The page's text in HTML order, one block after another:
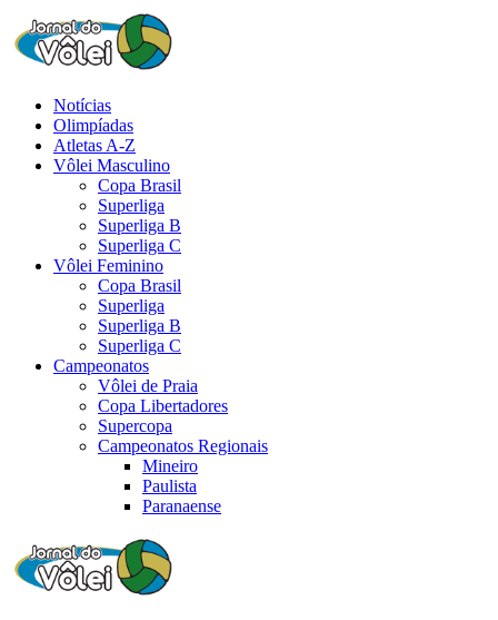
Notícias
Olimpíadas
Atletas A-Z
Vôlei Masculino
Copa Brasil
Superliga
Superliga B
Superliga C
Vôlei Feminino
Copa Brasil
Superliga
Superliga B
Superliga C
Campeonatos
Vôlei de Praia
Copa Libertadores
Supercopa
Campeonatos Regionais
Mineiro
Paulista
Paranaense